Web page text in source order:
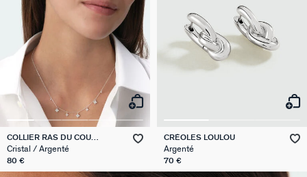
COLLIER RAS DU COU
BELOVED
Cristal / Argenté
80 €
CRÉOLES LOULOU
Argenté
70 €